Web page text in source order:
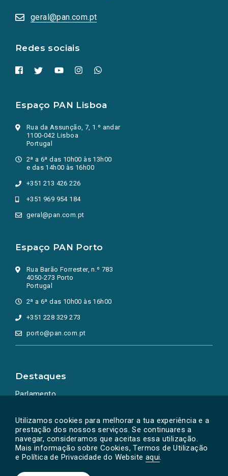
Utilizamos cookies para melhorar a tua experiência e a
prestação dos nossos serviços. Se continuares a
navegar, consideramos que aceitas essa utilização.
Mais informação sobre Cookies, Termos de Utilização
e Política de Privacidade do Website aqui.
geral@pan.com.pt
Redes sociais
numa
nova
Espaço PAN Lisboa
Rua da Assunção, 7, 1.º andar
1100-042 Lisboa
Portugal
2ª a 6ª das 10h00 às 13h00
e das 14h00 às 16h00
+351 213 426 226
+351 969 954 184
geral@pan.com.pt
Espaço PAN Porto
Rua Barão Forrester, n.º 783
4050-273 Porto
Portugal
2ª a 6ª das 10h00 às 16h00
+351 228 329 273
porto@pan.com.pt
Destaques
Parlamento